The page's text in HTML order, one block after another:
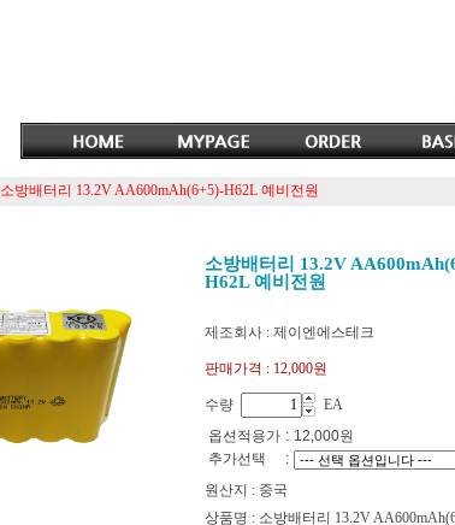
소방배터리 13.2V AA600mAh(6+5)-H62L 예비전원
소방배터리 13.2V
H62L 예비전원
제조회사 : 제이엔에스테크
판매가격 : 12,000원
수량
EA
옵션적용가 : 12,000원
추가선택
:
원산지 : 중국
상품명 : 소방배터리 13.2V